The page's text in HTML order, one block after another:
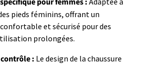
pieds féminins, offrant un
et sécurisé pour des
prolongées.
: Le design de la chaussure